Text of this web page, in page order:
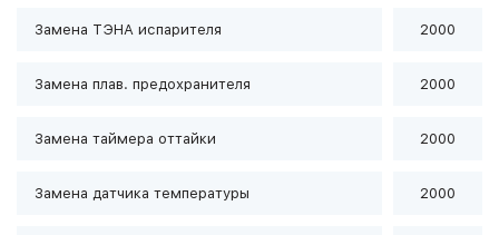
Замена ТЭНА испарителя 2000
Замена плав. предохранителя 2000
Замена таймера оттайки 2000
Замена датчика температуры 2000